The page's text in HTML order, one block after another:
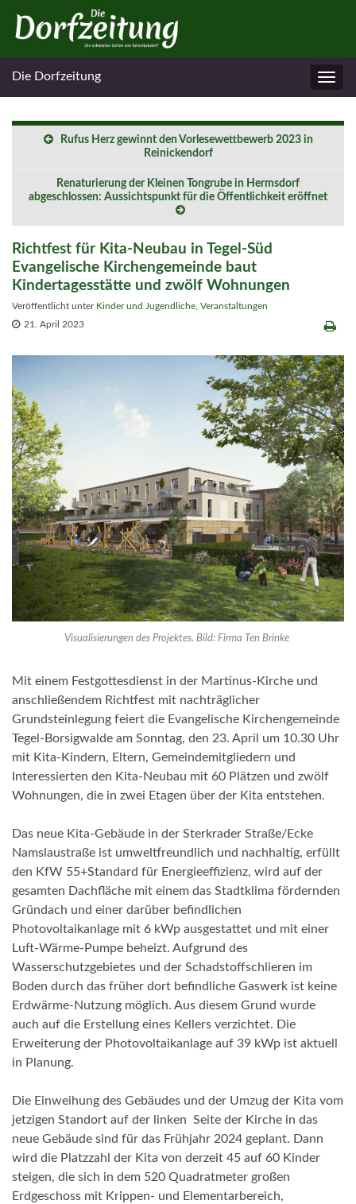
Die Dorfzeitung
Rufus Herz gewinnt den Vorlesewettbewerb 2023 in
Reinickendorf
Renaturierung der Kleinen Tongrube in Hermsdorf
abgeschlossen: Aussichtspunkt für die Öffentlichkeit eröffnet
Richtfest für Kita-Neubau in Tegel-Süd
Evangelische Kirchengemeinde baut
Kindertagesstätte und zwölf Wohnungen
Veröffentlicht unter Kinder und Jugendliche Veranstaltungen
21. April 2023
Visualisierungen des Projektes. Bild: Firma Ten Brinke
Mit einem Festgottesdienst in der Martinus-Kirche und
anschließendem Richtfest mit nachträglicher
Grundsteinlegung feiert die Evangelische Kirchengemeinde
Tegel-Borsigwalde am Sonntag, den 23. April um 10.30 Uhr
mit Kita-Kindern, Eltern, Gemeindemitgliedern und
Interessierten den Kita-Neubau mit 60 Plätzen und zwölf
Wohnungen, die in zwei Etagen über der Kita entstehen.
Das neue Kita-Gebäude in der Sterkrader Straße/Ecke
Namslaustraße ist umweltfreundlich und nachhaltig, erfüllt
den KfW 55+Standard für Energieeffizienz, wird auf der
gesamten Dachfläche mit einem das Stadtklima fördernden
Gründach und einer darüber befindlichen
Photovoltaikanlage mit 6 kWp ausgestattet und mit einer
Luft-Wärme-Pumpe beheizt. Aufgrund des
Wasserschutzgebietes und der Schadstoffschlieren im
Boden durch das früher dort befindliche Gaswerk ist keine
Erdwärme-Nutzung möglich. Aus diesem Grund wurde
auch auf die Erstellung eines Kellers verzichtet. Die
Erweiterung der Photovoltaikanlage auf 39 kWp ist aktuell
in Planung.
Die Einweihung des Gebäudes und der Umzug der Kita vom
jetzigen Standort auf der linken Seite der Kirche in das
neue Gebäude sind für das Frühjahr 2024 geplant. Dann
wird die Platzzahl der Kita von derzeit 45 auf 60 Kinder
steigen, die sich in dem 520 Quadratmeter großen
Erdgeschoss mit Krippen- und Elementarbereich,